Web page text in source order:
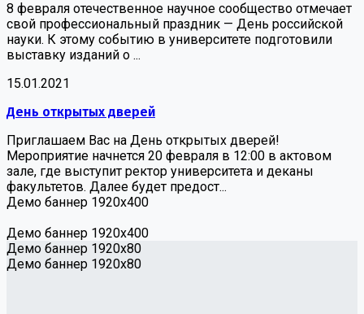
8 февраля отечественное научное сообщество отмечает
свой профессиональный праздник — День российской
науки. К этому событию в университете подготовили
выставку изданий о ...
15.01.2021
День открытых дверей
Приглашаем Вас на День открытых дверей!
Мероприятие начнется 20 февраля в 12:00 в актовом
зале, где выступит ректор университета и деканы
факультетов. Далее будет предост...
Демо баннер 1920х400
Демо баннер 1920х400
Демо баннер 1920x80
Демо баннер 1920x80